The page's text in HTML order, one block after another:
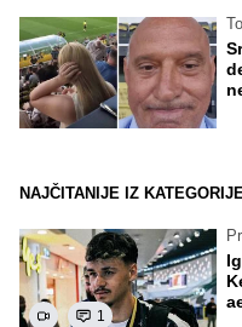
NAJČITANIJE IZ
1